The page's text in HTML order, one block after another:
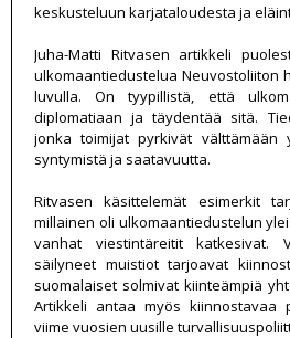
keskusteluun karjataloudesta ja
Juha-Matti Ritvasen artikkeli
ulkomaantiedustelua Neuvostoliiton
luvulla. On tyypillistä, että
diplomatiaan ja täydentää sitä.
jonka toimijat pyrkivät välttämään
syntymistä ja saatavuutta.
Ritvasen käsittelemät esimerkit
millainen oli ulkomaantiedustelun
vanhat viestintäreitit katkesivat.
säilyneet muistiot tarjoavat
suomalaiset solmivat kiinteämpiä
Artikkeli antaa myös kiinnostavaa
viime vuosien uusille